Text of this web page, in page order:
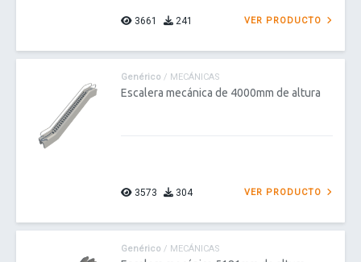
3661 241 VER PRODUCTO
Genérico / MECÁNICAS
Escalera mecánica de 4000mm de altura
3573 304 VER PRODUCTO
Genérico / MECÁNICAS